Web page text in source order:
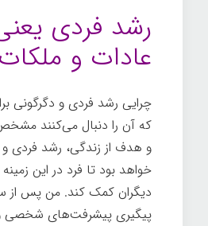
رشد فردی
عادات و ملکات
چرایی رشد فردی و دگرگونی
که آن را دنبال می‌کنند
و هدف از زندگی، رشد فردی و
خواهد بود تا فرد در این
دیگران کمک کند. من پس از
پیگیری پیشرفت‌های شخصی و